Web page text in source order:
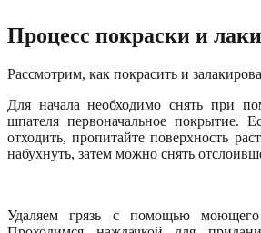
Процесс покраски и
Рассмотрим, как покрасить и
Для начала необходимо снять при
шпателя первоначальное покрытие.
отходить, пропитайте поверхность
набухнуть, затем можно снять
Удаляем грязь с помощью